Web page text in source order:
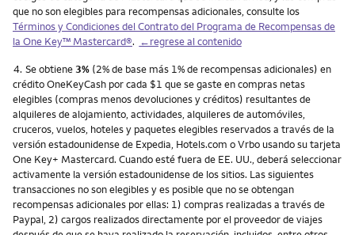
que no son elegibles para recompensas adicionales, consulte los
Términos y Condiciones del Contrato del Programa de Recompensas de
la One Key™ Mastercard®. ←regrese al contenido
Nota
4. Se obtiene 3% (2% de base más 1% de recompensas adicionales) en
crédito OneKeyCash por cada $1 que se gaste en compras netas
elegibles (compras menos devoluciones y créditos) resultantes de
alquileres de alojamiento, actividades, alquileres de automóviles,
cruceros, vuelos, hoteles y paquetes elegibles reservados a través de la
versión estadounidense de Expedia, Hotels.com o Vrbo usando su tarjeta
One Key+ Mastercard. Cuando esté fuera de EE. UU., deberá seleccionar
activamente la versión estadounidense de los sitios. Las siguientes
transacciones no son elegibles y es posible que no se obtengan
recompensas adicionales por ellas: 1) compras realizadas a través de
Paypal, 2) cargos realizados directamente por el proveedor de viajes